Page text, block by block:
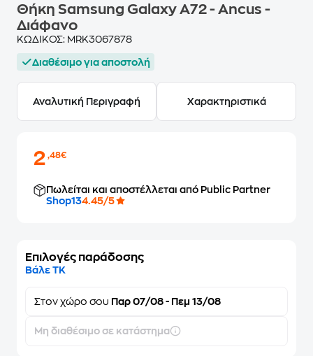
Θήκη Samsung Galaxy A72 - Ancus -
Διάφανο
ΚΩΔΙΚΟΣ: MRK3067878
Διαθέσιμο για αποστολή
Αναλυτική Περιγραφή Χαρακτηριστικά
2,48€
Πωλείται και αποστέλλεται από Public Partner
Shop134.45/5
Επιλογές παράδοσης
Βάλε ΤΚ
Στον χώρο σου Παρ 07/08 - Πεμ 13/08
Μη διαθέσιμο σε κατάστημα